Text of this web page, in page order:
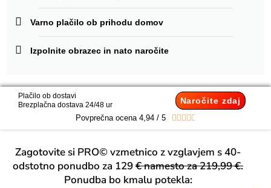
Varno plačilo ob prihodu domov
Izpolnite obrazec in nato naročite
Plačilo ob dostavi
Brezplačna dostava 24/48 ur
Naročite zdaj
Povprečna ocena 4,94 / 5     
Zagotovite si PRO© vzmetnico z vzglavjem s 40-
odstotno ponudbo za 129€ namesto za 219,99 €.
Ponudba bo kmalu potekla: